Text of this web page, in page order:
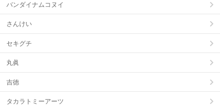
バンダイナムコヌイ
さんけい
セキグチ
丸眞
吉徳
タカラトミーアーツ